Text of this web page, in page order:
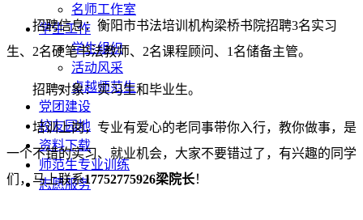
名师工作室
学生工作
学生组织
活动风采
卓越师范生
党团建设
校友园地
资料下载
师范生专业训练
志愿服务
招聘信息：衡阳市书法培训机构梁桥书院招聘3名实习
生、2名硬笔书法教师、2名课程顾问、1名储备主管。
招聘对象：实习生和毕业生。
培训上岗，专业有爱心的老同事带你入行，教你做事，是
一个不错的实习、就业机会，大家不要错过了，有兴趣的同学
们，马上联系17752775926梁院长！